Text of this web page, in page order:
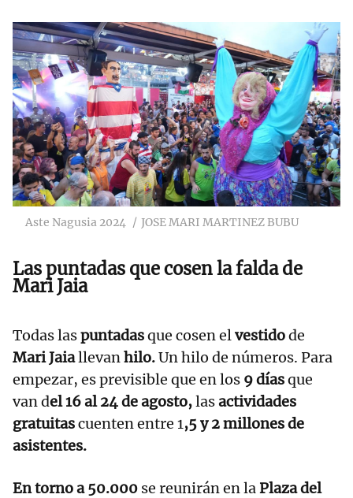
Aste Nagusia 2024 JOSE MARI MARTINEZ BUBU
Las puntadas que cosen la falda de
Mari Jaia
Todas laspuntadasque cosen elvestidode
Mari Jaiallevanhilo.Un hilo de números. Para
empezar, es previsible que en los 9 díasque
van del 16 al 24 de agosto,lasactividades
gratuitascuenten entre 1,5 y 2 millones de
asistentes.
En torno a 50.000 se reunirán en laPlaza del